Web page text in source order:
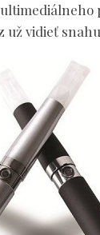
už vidieť